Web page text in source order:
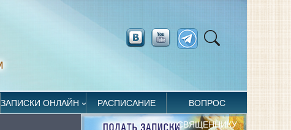
ЗАПИСКИ ОНЛАЙН РАСПИСАНИЕ ВОПРОС
СВЯЩЕННИКУ